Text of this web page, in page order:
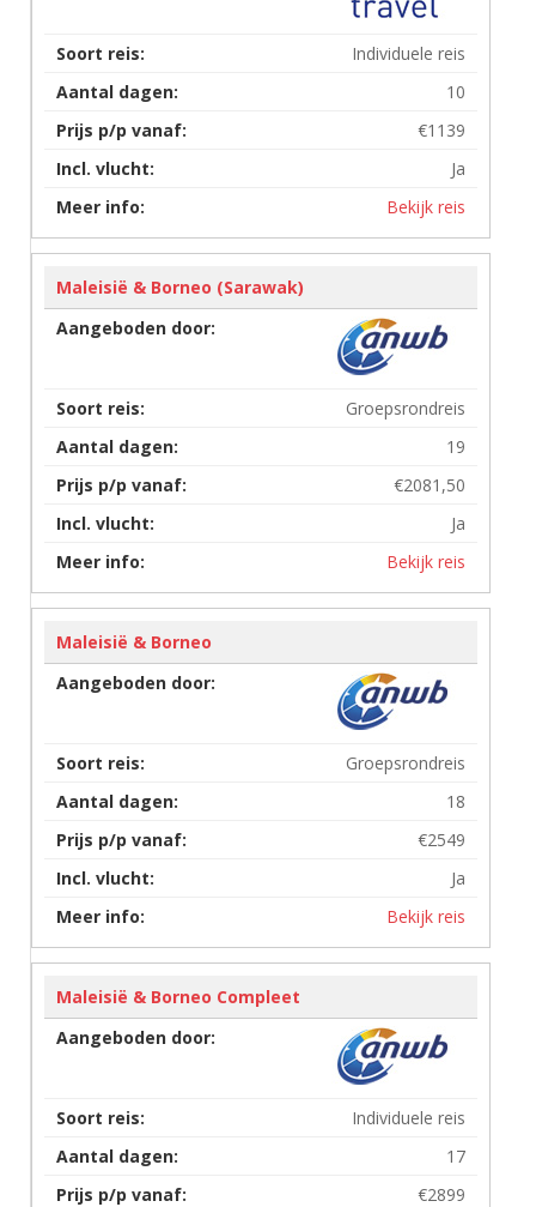
Individuele reis
10
€1139
Ja
Bekijk reis
Maleisië & Borneo (Sarawak)
Groepsrondreis
19
€2081,50
Ja
Bekijk reis
Maleisië & Borneo
Groepsrondreis
18
€2549
Ja
Bekijk reis
Maleisië & Borneo Compleet
Individuele reis
17
€2899